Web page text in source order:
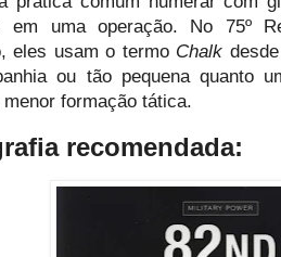
em uma operação. No 75º
eles usam o termo Chalk
ou tão pequena quanto
menor formação tática.
recomendada: